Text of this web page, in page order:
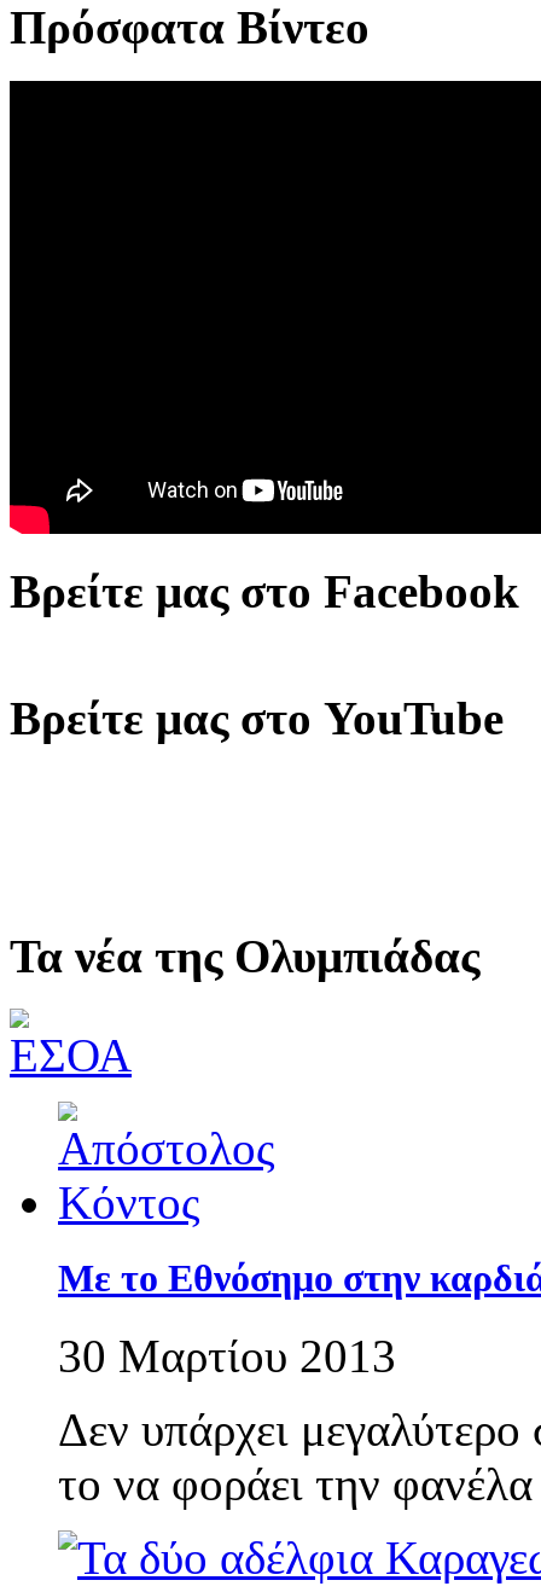
Πρόσφατα Βίντεο
Βρείτε μας στο Facebook
Βρείτε μας στο YouTube
Τα νέα της Ολυμπιάδας
Με το Εθνόσημο στην
30 Μαρτίου 2013
Δεν υπάρχει
το να φοράει την